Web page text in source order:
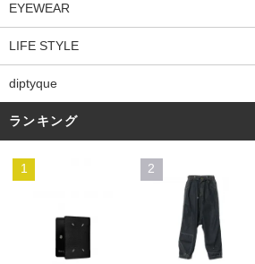
EYEWEAR
LIFE STYLE
diptyque
ランキング
1 2